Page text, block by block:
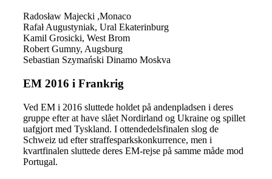
Radosław Majecki ,Monaco
Rafał Augustyniak, Ural Ekaterinburg
Kamil Grosicki, West Brom
Robert Gumny, Augsburg
Sebastian Szymański Dinamo Moskva
EM 2016 i Frankrig
Ved EM i 2016 sluttede holdet på andenpladsen i deres
gruppe efter at have slået Nordirland og Ukraine og spillet
uafgjort med Tyskland. I ottendedelsfinalen slog de
Schweiz ud efter straffesparkskonkurrence, men i
kvartfinalen sluttede deres EM-rejse på samme måde mod
Portugal.